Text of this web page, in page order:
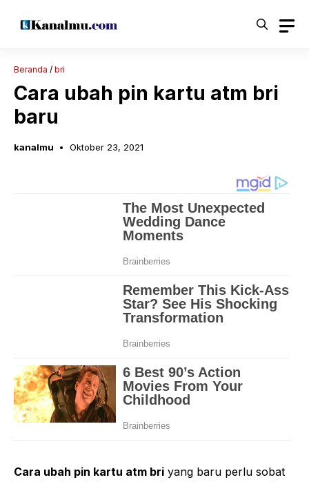
Beranda / bri
Cara ubah pin kartu atm bri
baru
kanalmu Oktober 23, 2021
Cara ubah pin kartu atm bri yang baru perlu sobat